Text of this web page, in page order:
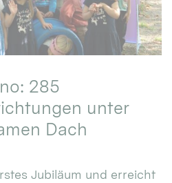
285
unter
Dach
Jubiläum und erreicht